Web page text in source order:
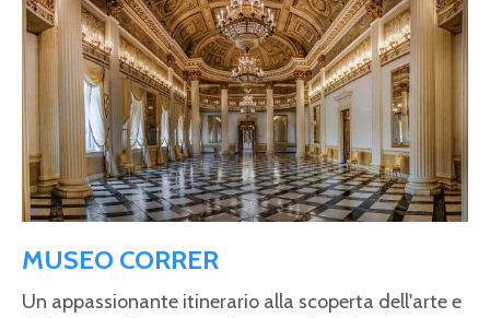
MUSEO CORRER
Un appassionante itinerario alla scoperta dell'arte e